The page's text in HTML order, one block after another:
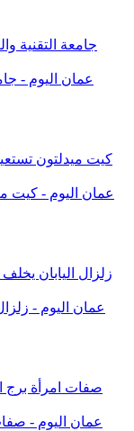
جامعة التقنية
كيت ميدلتون
زلزال اليابان
صفات امرأة برج